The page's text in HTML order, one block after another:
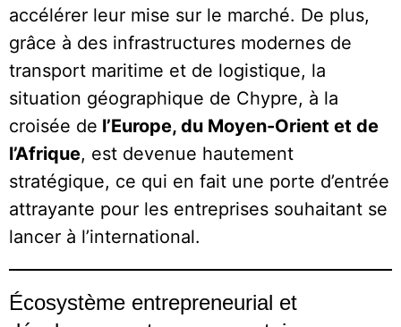
accélérer leur mise sur le marché. De plus,
grâce à des infrastructures modernes de
transport maritime et de logistique, la
situation géographique de Chypre, à la
croisée de l’Europe, du Moyen-Orient et de
l’Afrique, est devenue hautement
stratégique, ce qui en fait une porte d’entrée
attrayante pour les entreprises souhaitant se
lancer à l’international.
Écosystème entrepreneurial et